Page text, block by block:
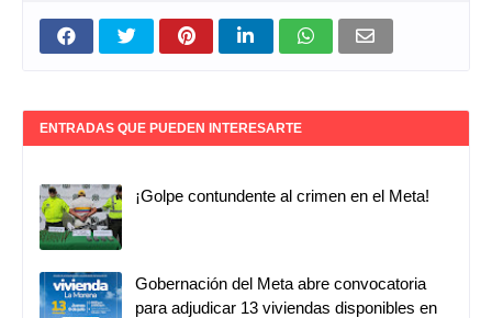
ENTRADAS QUE PUEDEN INTERESARTE
¡Golpe contundente al crimen en el Meta!
Gobernación del Meta abre convocatoria
para adjudicar 13 viviendas disponibles en